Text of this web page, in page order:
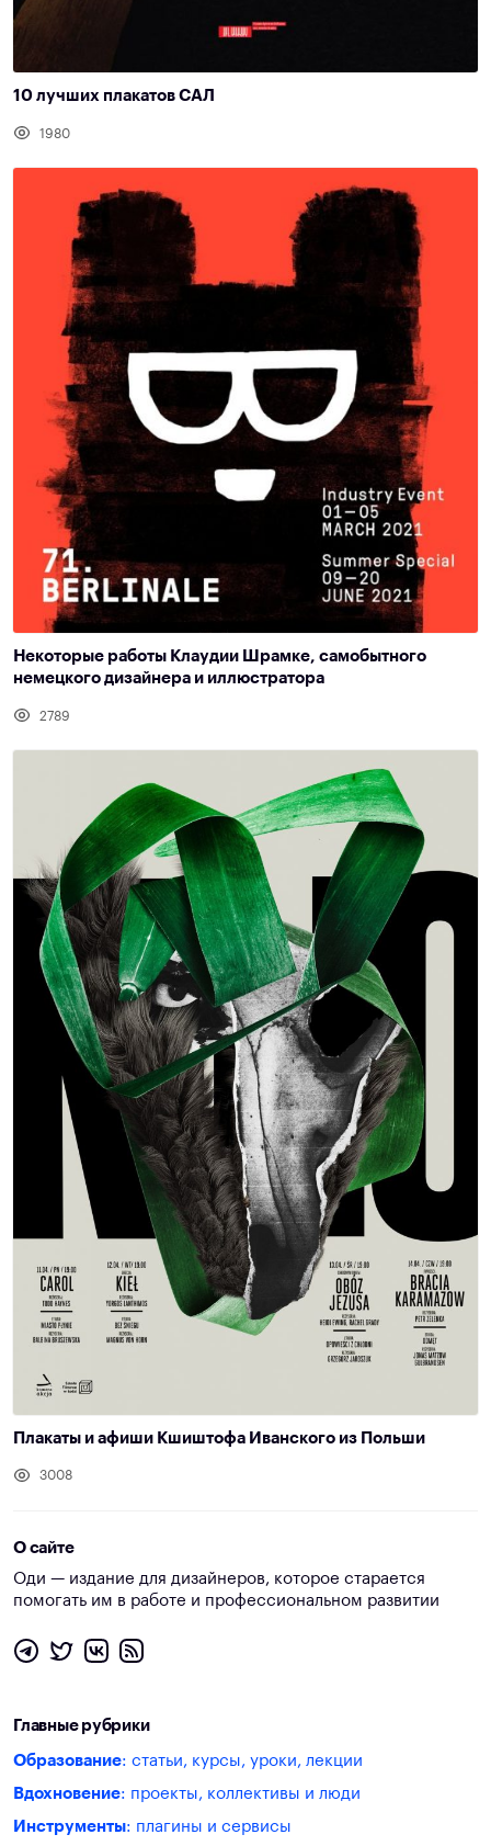
10 лучших плакатов САЛ
1980
Некоторые работы Клаудии Шрамке, самобытного
немецкого дизайнера и иллюстратора
2789
Плакаты и афиши Кшиштофа Иванского из Польши
3008
О сайте
Оди — издание для дизайнеров, которое старается
помогать им в работе и профессиональном развитии
Главные рубрики
Образование: статьи, курсы, уроки, лекции
Вдохновение: проекты, коллективы и люди
Инструменты: плагины и сервисы